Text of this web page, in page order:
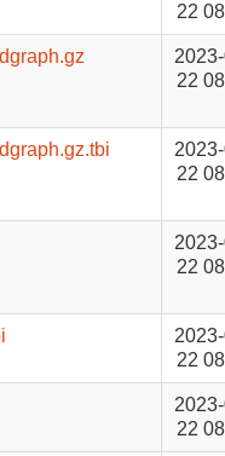
22
22
22
22
22
22